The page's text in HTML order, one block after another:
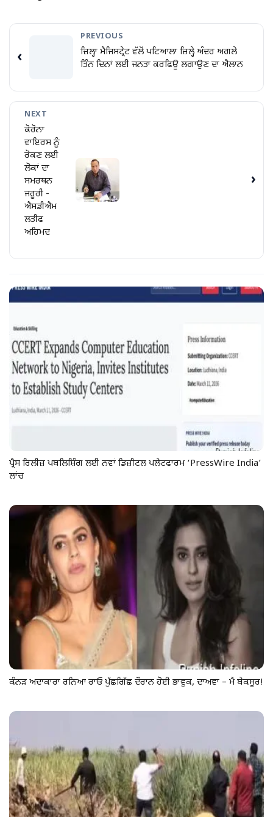
‹
PREVIOUS
ਜ਼ਿਲ੍ਹਾ ਮੈਜਿਸਟ੍ਰੇਟ ਵੱਲੋਂ ਪਟਿਆਲਾ ਜ਼ਿਲ੍ਹੇ ਅੰਦਰ ਅਗਲੇ
ਤਿੰਨ ਦਿਨਾਂ ਲਈ ਜਨਤਾ ਕਰਫਿਊ ਲਗਾਉਣ ਦਾ ਐਲਾਨ
NEXT
ਕੋਰੋਨਾ
ਵਾਇਰਸ ਨੂੰ
ਰੋਕਣ ਲਈ
ਲੋਕਾਂ ਦਾ
ਸਮਰਥਨ
ਜਰੂਰੀ -
ਐਸਡੀਐਮ
ਲਤੀਫ
ਅਹਿਮਦ
›
ਪ੍ਰੈਸ ਰਿਲੀਜ਼ ਪਬਲਿਸ਼ਿੰਗ ਲਈ ਨਵਾਂ ਡਿਜ਼ੀਟਲ ਪਲੇਟਫਾਰਮ ‘PressWire India’
ਲਾਂਚ
ਕੰਨੜ ਅਦਾਕਾਰਾ ਰਨਿਆ ਰਾਓ ਪੁੱਛਗਿੱਛ ਦੌਰਾਨ ਹੋਈ ਭਾਵੁਕ, ਦਾਅਵਾ – ਮੈਂ ਬੇਕਸੂਰ!